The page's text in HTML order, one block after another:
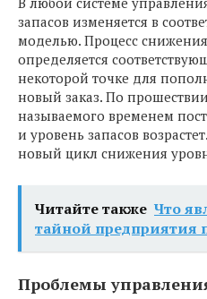
запасов изменяется в
моделью. Процесс
определяется
некоторой точке для
новый заказ. По
называемого временем
и уровень запасов
новый цикл снижения
Читайте также Что
тайной предприятия
Проблемы